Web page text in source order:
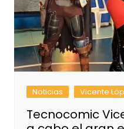
Noticias Vicente
Tecnocomic